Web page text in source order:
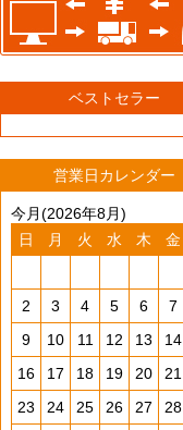
ベストセラー
営業日カレンダー
今月(2026年8月)
日
月 火 水 木 金
2
3 4 5 6 7
9
10 11 12 13 14
16
17 18 19 20 21
23
24 25 26 27 28